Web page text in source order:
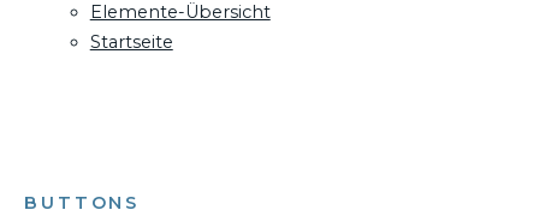
Elemente-Übersicht
Startseite
BUTTONS